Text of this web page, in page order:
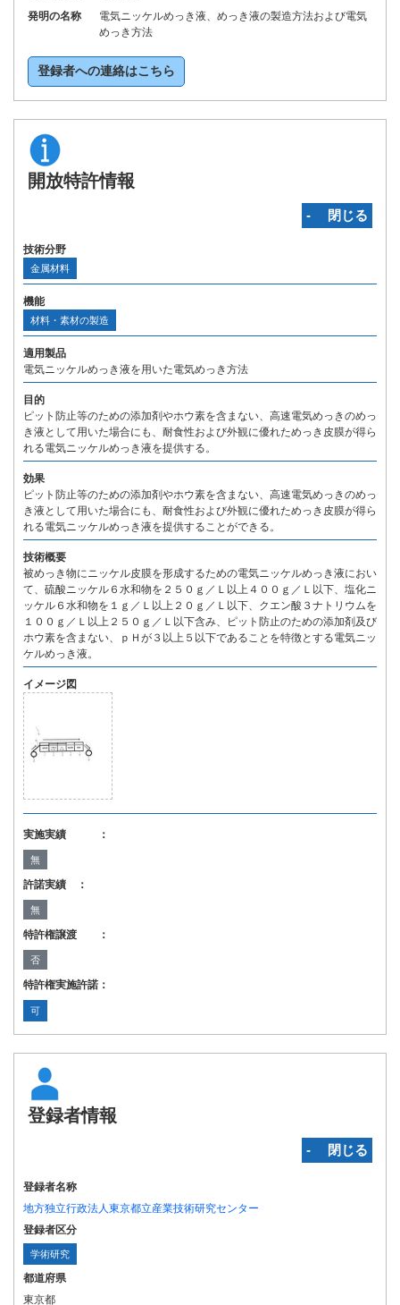
発明の名称
電気ニッケルめっき液、めっき液の製造方法および電気
めっき方法
登録者への連絡はこちら
開放特許情報
‐ 閉じる
技術分野
金属材料
機能
材料・素材の製造
適用製品
電気ニッケルめっき液を用いた電気めっき方法
目的
ピット防止等のための添加剤やホウ素を含まない、高速電気めっきのめっ
き液として用いた場合にも、耐食性および外観に優れためっき皮膜が得ら
れる電気ニッケルめっき液を提供する。
効果
ピット防止等のための添加剤やホウ素を含まない、高速電気めっきのめっ
き液として用いた場合にも、耐食性および外観に優れためっき皮膜が得ら
れる電気ニッケルめっき液を提供することができる。
技術概要
被めっき物にニッケル皮膜を形成するための電気ニッケルめっき液におい
て、硫酸ニッケル６水和物を２５０ｇ／Ｌ以上４００ｇ／Ｌ以下、塩化ニ
ッケル６水和物を１ｇ／Ｌ以上２０ｇ／Ｌ以下、クエン酸３ナトリウムを
１００ｇ／Ｌ以上２５０ｇ／Ｌ以下含み、ピット防止のための添加剤及び
ホウ素を含まない、ｐＨが３以上５以下であることを特徴とする電気ニッ
ケルめっき液。
イメージ図
実施実績 ：
無
許諾実績 ：
無
特許権譲渡 ：
否
特許権実施許諾：
可
登録者情報
‐ 閉じる
登録者名称
地方独立行政法人東京都立産業技術研究センター
登録者区分
学術研究
都道府県
東京都